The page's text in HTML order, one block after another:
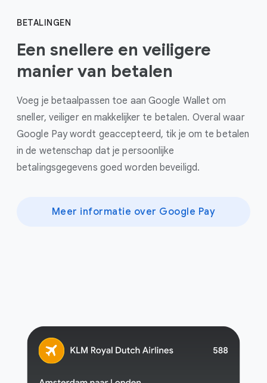
BETALINGEN
Een snellere en veiligere
manier van betalen
Voeg je betaalpassen toe aan Google Wallet om
sneller, veiliger en makkelijker te betalen. Overal waar
Google Pay wordt geaccepteerd, tik je om te betalen
in de wetenschap dat je persoonlijke
betalingsgegevens goed worden beveiligd.
Meer informatie over Google Pay